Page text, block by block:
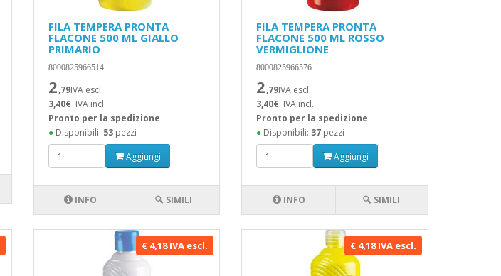
FILA TEMPERA PRONTA
FLACONE 500 ML GIALLO
PRIMARIO
8000825966514
2,79IVA escl.
3,40€ IVA incl.
Pronto per la spedizione
●Disponibili: 53pezzi
Aggiungi
INFO 🔍 SIMILI
FILA TEMPERA PRONTA
FLACONE 500 ML ROSSO
VERMIGLIONE
8000825966576
2,79IVA escl.
3,40€ IVA incl.
Pronto per la spedizione
● Disponibili: 37 pezzi
Aggiungi
INFO 🔍 SIMILI
€ 4,18 IVA escl. € 4,18 IVA escl.